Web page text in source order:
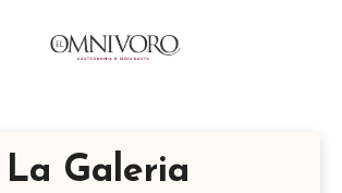
La Galeria